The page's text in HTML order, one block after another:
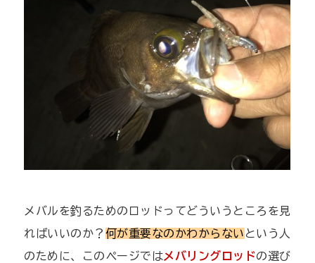
メバルを釣るためのロッドってどういうところを見
ればいいのか？ 何が重要なのかわからない という人
のために、このページではメバリングロッドの選び